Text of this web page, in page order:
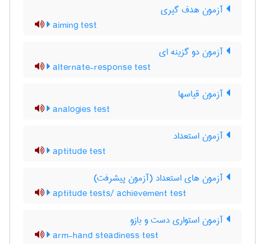
آزمون هدف گیری
aiming test
آزمون دو گزینه ای
alternate-response test
آزمون قیاسها
analogies test
آزمون استعداد
aptitude test
آزمون های استعداد (آزمون پیشرفت)
aptitude tests/ achievement test
آزمون استواری دست و بازو
arm-hand steadiness test